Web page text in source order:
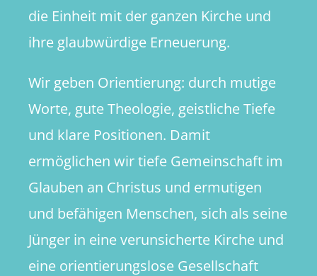
die Einheit mit der ganzen Kirche und
ihre glaubwürdige Erneuerung.
Wir geben Orientierung: durch mutige
Worte, gute Theologie, geistliche Tiefe
und klare Positionen. Damit
ermöglichen wir tiefe Gemeinschaft im
Glauben an Christus und ermutigen
und befähigen Menschen, sich als seine
Jünger in eine verunsicherte Kirche und
eine orientierungslose Gesellschaft